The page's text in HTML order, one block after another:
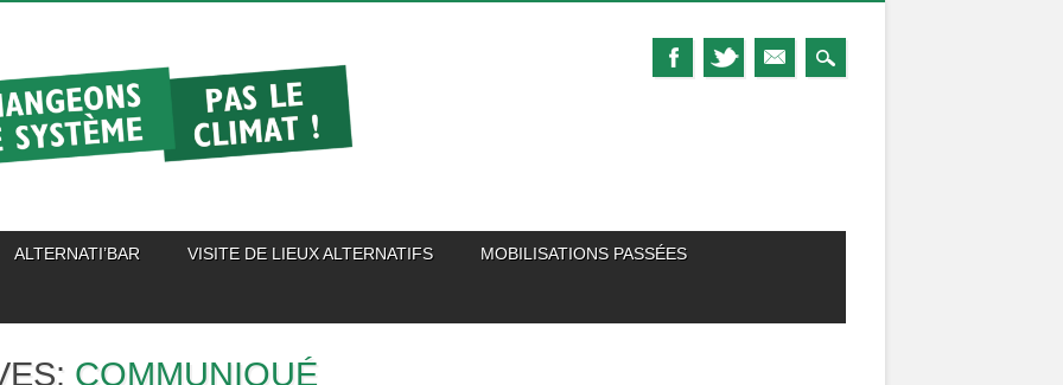
ALTERNATI’BAR VISITE DE LIEUX ALTERNATIFS MOBILISATIONS PASSÉES
COMMUNIQUÉ